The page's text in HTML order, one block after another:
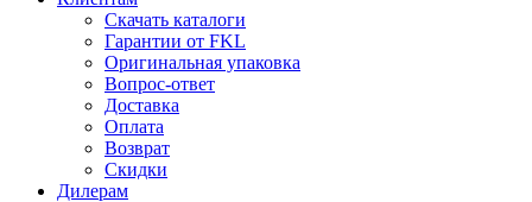
Скачать каталоги
Гарантии от FKL
Оригинальная упаковка
Вопрос-ответ
Доставка
Оплата
Возврат
Скидки
Дилерам